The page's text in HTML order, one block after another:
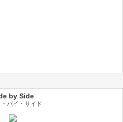
by Side
バイ・サイド